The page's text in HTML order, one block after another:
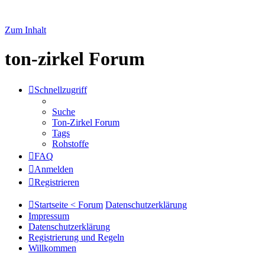
Zum Inhalt
ton-zirkel Forum
Schnellzugriff
Suche
Ton-Zirkel Forum
Tags
Rohstoffe
FAQ
Anmelden
Registrieren
Startseite < Forum Datenschutzerklärung
Impressum
Datenschutzerklärung
Registrierung und Regeln
Willkommen